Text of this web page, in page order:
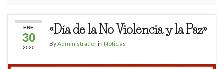
ENE
30
2020
«Día de la No Violencia y la Paz»
ByAdministradorin Noticias